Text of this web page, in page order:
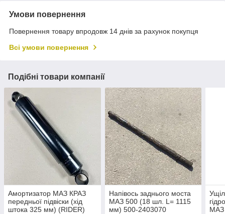
Умови повернення
Повернення товару впродовж 14 днів за рахунок покупця
Всі умови повернення
Подібні товари компанії
Амортизатор МАЗ КРАЗ
передньої підвіски (хід
штока 325 мм) (RIDER)
Напівось заднього моста
МАЗ 500 (18 шл. L= 1115
мм) 500-2403070
МАЗ